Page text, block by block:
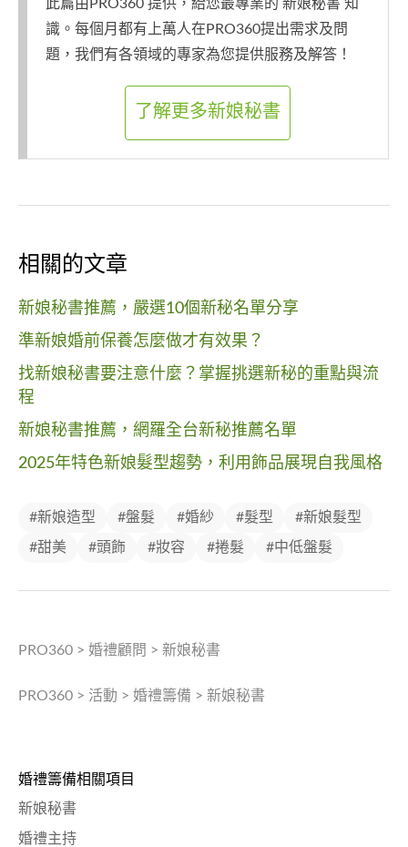
此篇由PRO360 提供，給您最專業的 新娘秘書 知
識。每個月都有上萬人在PRO360提出需求及問
題，我們有各領域的專家為您提供服務及解答！
了解更多新娘秘書
相關的文章
新娘秘書推薦，嚴選10個新秘名單分享
準新娘婚前保養怎麼做才有效果？
找新娘秘書要注意什麼？掌握挑選新秘的重點與流
程
新娘秘書推薦，網羅全台新秘推薦名單
2025年特色新娘髮型趨勢，利用飾品展現自我風格
#新娘造型 #盤髮 #婚紗 #髮型 #新娘髮型
#甜美 #頭飾 #妝容 #捲髮 #中低盤髮
PRO360 > 婚禮顧問 > 新娘秘書
PRO360 > 活動 > 婚禮籌備 > 新娘秘書
婚禮籌備相關項目
新娘秘書
婚禮主持